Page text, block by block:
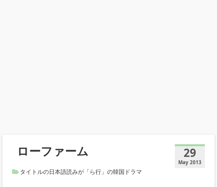
29
May 2013
ローファーム
タイトルの日本語読みが「ら行」の韓国ドラマ